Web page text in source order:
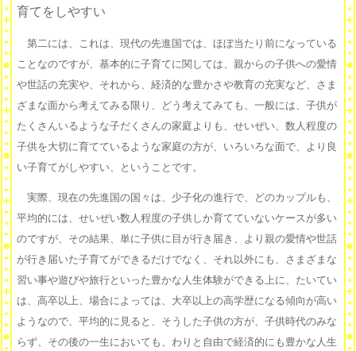
育てをしやすい
第二には、これは、現代の先進国では、ほぼ当たり前になっている
ことなのですが、基本的に子育てに関しては、親からの子供への愛情
や世話の充実や、それから、経済的な豊かさや教育の充実など、さま
ざまな面から考えてみる限り、どう考えてみても、一般には、子供が
たくさんいるような子だくさんの家庭よりも、せいぜい、数人程度の
子供を大切に育てているような家庭の方が、いろいろな面で、より良
い子育てがしやすい、ということです。
実際、現在の先進国の国々は、少子化の進行で、どのカップルも、
平均的には、せいぜい数人程度の子供しか育てていないケースが多い
のですが、その結果、単に子供に目が行き届き、より親の愛情や世話
が行き届いた子育てができるだけでなく、それ以外にも、さまざまな
習い事や遊びや旅行といった豊かな人生体験ができる上に、たいてい
は、高卒以上、場合によっては、大卒以上の高学歴になる傾向が高い
ようなので、平均的に見ると、そうした子供の方が、子供時代のみな
らず、その後の一生においても、わりと自由で経済的にも豊かな人生